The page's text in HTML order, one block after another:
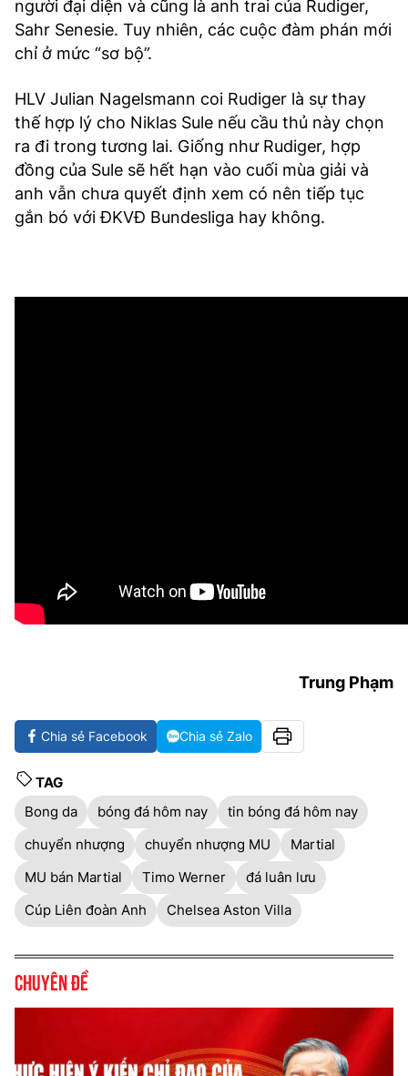
người đại diện và cũng là anh trai của Rudiger,
Sahr Senesie. Tuy nhiên, các cuộc đàm phán mới
chỉ ở mức “sơ bộ”.
HLV Julian Nagelsmann coi Rudiger là sự thay
thế hợp lý cho Niklas Sule nếu cầu thủ này chọn
ra đi trong tương lai. Giống như Rudiger, hợp
đồng của Sule sẽ hết hạn vào cuối mùa giải và
anh vẫn chưa quyết định xem có nên tiếp tục
gắn bó với ĐKVĐ Bundesliga hay không.
Trung Phạm
Chia sẻ Facebook Chia sẻ Zalo
TAG
Bong da
bóng đá hôm nay
tin bóng đá hôm nay
chuyển nhượng
chuyển nhượng MU
Martial
MU bán Martial
Timo Werner
đá luân lưu
Cúp Liên đoàn Anh
Chelsea Aston Villa
Chuyên đề